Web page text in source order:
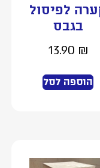
לפיסול
בגבס
13.90₪
הוספה לסל